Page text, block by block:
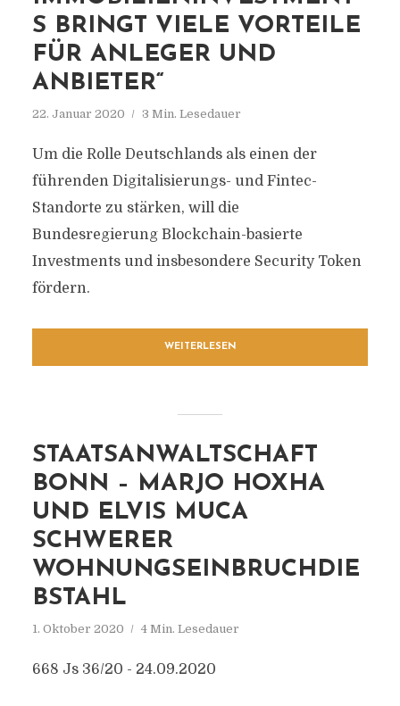
S BRINGT VIELE VORTEILE
FÜR ANLEGER UND
ANBIETER“
22. Januar 2020 3 Min. Lesedauer
Um die Rolle Deutschlands als einen der
führenden Digitalisierungs- und Fintec-
Standorte zu stärken, will die
Bundesregierung Blockchain-basierte
Investments und insbesondere Security Token
fördern.
WEITERLESEN
STAATSANWALTSCHAFT
BONN – MARJO HOXHA
UND ELVIS MUCA
SCHWERER
WOHNUNGSEINBRUCHDIE
BSTAHL
1. Oktober 2020 4 Min. Lesedauer
668 Js 36/20 - 24.09.2020